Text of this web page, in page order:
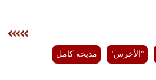
"الأخرس" مديحة كامل